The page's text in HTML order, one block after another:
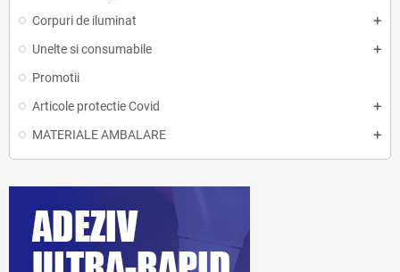
Corpuri de iluminat
Unelte si consumabile
Promotii
Articole protectie Covid
MATERIALE AMBALARE